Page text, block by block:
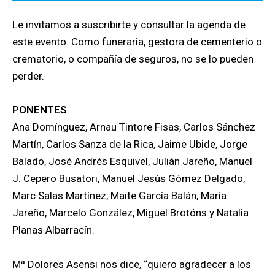
Le invitamos a suscribirte y consultar la agenda de
este evento. Como funeraria, gestora de cementerio o
crematorio, o compañía de seguros, no se lo pueden
perder.
PONENTES
Ana Domínguez, Arnau Tintore Fisas, Carlos Sánchez
Martín, Carlos Sanza de la Rica, Jaime Ubide, Jorge
Balado, José Andrés Esquivel, Julián Jareño, Manuel
J. Cepero Busatori, Manuel Jesús Gómez Delgado,
Marc Salas Martínez, Maite García Balán, María
Jareño, Marcelo González, Miguel Brotóns y Natalia
Planas Albarracín.
Mª Dolores Asensi nos dice, “quiero agradecer a los